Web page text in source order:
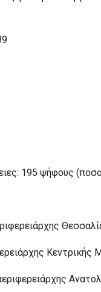
195 ψήφους
Κεντρικής